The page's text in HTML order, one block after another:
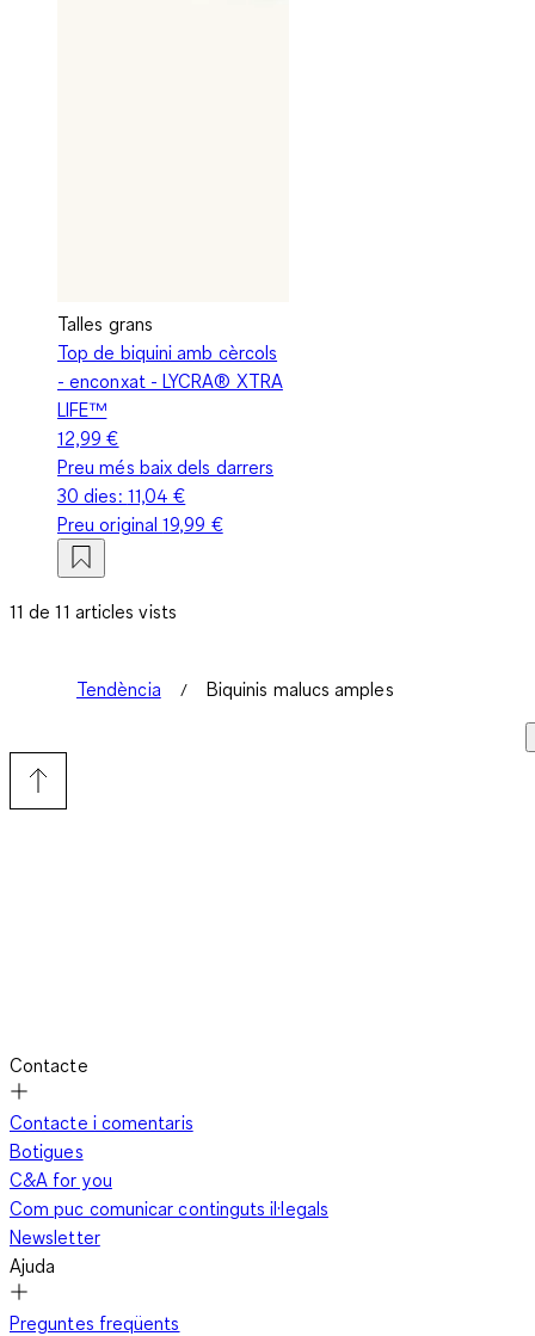
Talles grans
Top de biquini amb cèrcols
- enconxat - LYCRA® XTRA
LIFE™
12,99 €
Preu més baix dels darrers
30 dies: 11,04 €
Preu original19,99 €
11 de 11 articles vists
Tendència Biquinis malucs amples
Contacte
Contacte i comentaris
Botigues
C&A for you
Com puc comunicar continguts il·legals
Newsletter
Ajuda
Preguntes freqüents